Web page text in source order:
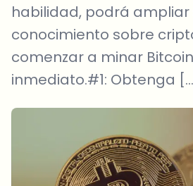
habilidad, podrá ampliar
conocimiento sobre
comenzar a minar
inmediato.#1: Obtenga